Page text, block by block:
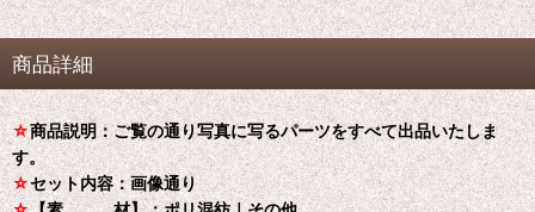
商品詳細
☆商品説明：ご覧の通り写真に写るパーツをすべて出品いたしま
す。
☆セット内容：画像通り